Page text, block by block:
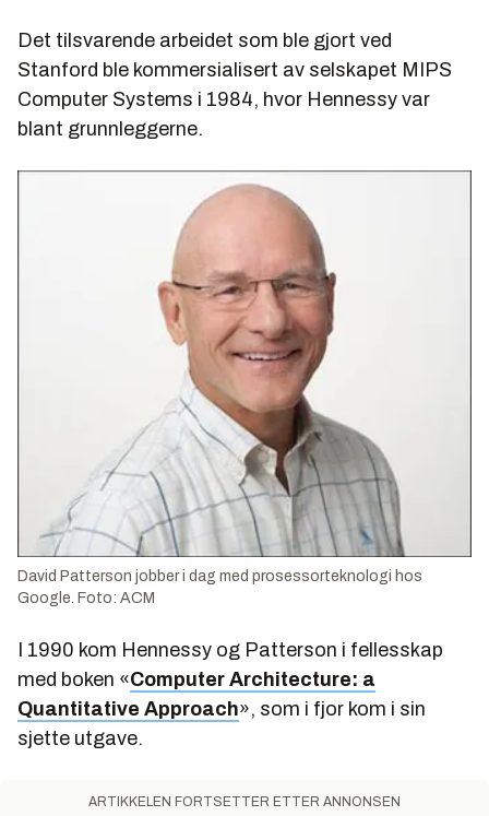
Det tilsvarende arbeidet som ble gjort ved
Stanford ble kommersialisert av selskapet MIPS
Computer Systems i 1984, hvor Hennessy var
blant grunnleggerne.
David Patterson jobber i dag med prosessorteknologi hos
Google. Foto: ACM
I 1990 kom Hennessy og Patterson i fellesskap
med boken «Computer Architecture: a
Quantitative Approach», som i fjor kom i sin
sjette utgave.
ARTIKKELEN FORTSETTER ETTER ANNONSEN